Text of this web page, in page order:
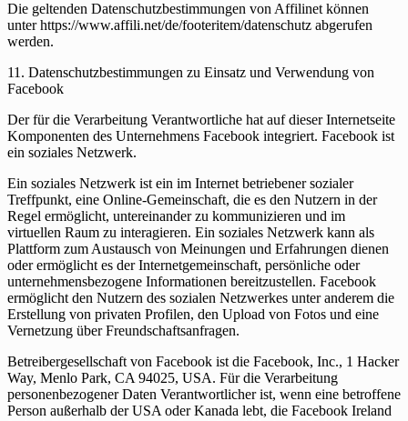
Die geltenden Datenschutzbestimmungen von Affilinet können
unter https://www.affili.net/de/footeritem/datenschutz abgerufen
werden.
11. Datenschutzbestimmungen zu Einsatz und Verwendung von
Facebook
Der für die Verarbeitung Verantwortliche hat auf dieser Internetseite
Komponenten des Unternehmens Facebook integriert. Facebook ist
ein soziales Netzwerk.
Ein soziales Netzwerk ist ein im Internet betriebener sozialer
Treffpunkt, eine Online-Gemeinschaft, die es den Nutzern in der
Regel ermöglicht, untereinander zu kommunizieren und im
virtuellen Raum zu interagieren. Ein soziales Netzwerk kann als
Plattform zum Austausch von Meinungen und Erfahrungen dienen
oder ermöglicht es der Internetgemeinschaft, persönliche oder
unternehmensbezogene Informationen bereitzustellen. Facebook
ermöglicht den Nutzern des sozialen Netzwerkes unter anderem die
Erstellung von privaten Profilen, den Upload von Fotos und eine
Vernetzung über Freundschaftsanfragen.
Betreibergesellschaft von Facebook ist die Facebook, Inc., 1 Hacker
Way, Menlo Park, CA 94025, USA. Für die Verarbeitung
personenbezogener Daten Verantwortlicher ist, wenn eine betroffene
Person außerhalb der USA oder Kanada lebt, die Facebook Ireland